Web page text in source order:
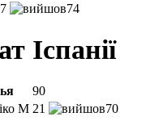
74
Іспанії
90
М 21 70